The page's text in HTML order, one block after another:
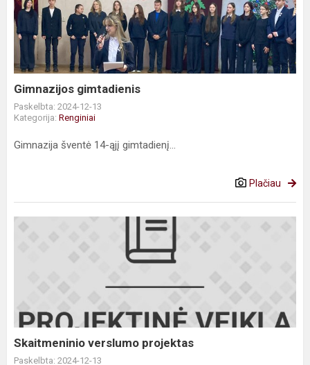
Gimnazijos gimtadienis
Paskelbta: 2024-12-13
Kategorija: Renginiai
Gimnazija šventė 14-ąjį gimtadienį...
Plačiau
Skaitmeninio
Skaitmeninio verslumo projektas
Paskelbta: 2024-12-13